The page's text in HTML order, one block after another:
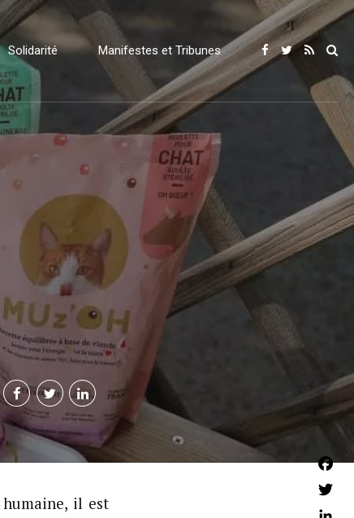
Solidarité Manifestes et Tribunes
il est
Twitter